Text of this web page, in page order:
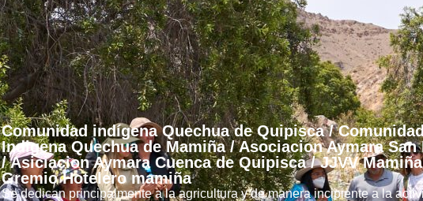
Comunidad indígena Quechua de Quipisca /
Indigena Quechua de Mamiña / Asociacion Aymara San
/ Asiciacion Aymara Cuenca de Quipisca / JJVV
Gremio Hotelero mamiña
Se dedican principalmente a la agricultura y de manera incipiente a la